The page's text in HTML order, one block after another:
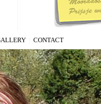
CONTACT